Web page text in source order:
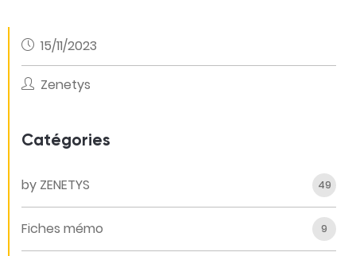
15/11/2023
Zenetys
Catégories
by ZENETYS 49
Fiches mémo 9